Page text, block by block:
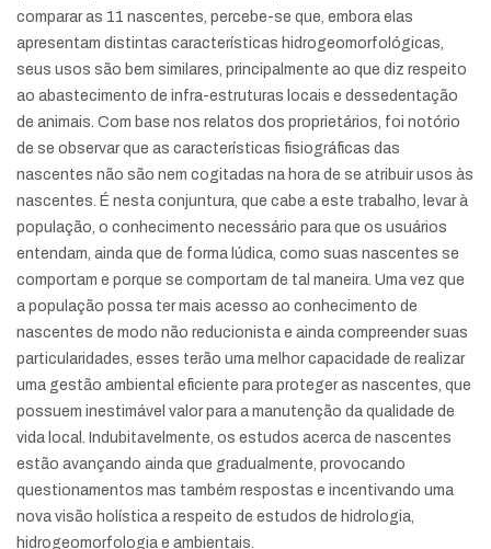
comparar as 11 nascentes, percebe-se que, embora elas
apresentam distintas características hidrogeomorfológicas,
seus usos são bem similares, principalmente ao que diz respeito
ao abastecimento de infra-estruturas locais e dessedentação
de animais. Com base nos relatos dos proprietários, foi notório
de se observar que as características fisiográficas das
nascentes não são nem cogitadas na hora de se atribuir usos às
nascentes. É nesta conjuntura, que cabe a este trabalho, levar à
população, o conhecimento necessário para que os usuários
entendam, ainda que de forma lúdica, como suas nascentes se
comportam e porque se comportam de tal maneira. Uma vez que
a população possa ter mais acesso ao conhecimento de
nascentes de modo não reducionista e ainda compreender suas
particularidades, esses terão uma melhor capacidade de realizar
uma gestão ambiental eficiente para proteger as nascentes, que
possuem inestimável valor para a manutenção da qualidade de
vida local. Indubitavelmente, os estudos acerca de nascentes
estão avançando ainda que gradualmente, provocando
questionamentos mas também respostas e incentivando uma
nova visão holística a respeito de estudos de hidrologia,
hidrogeomorfologia e ambientais.